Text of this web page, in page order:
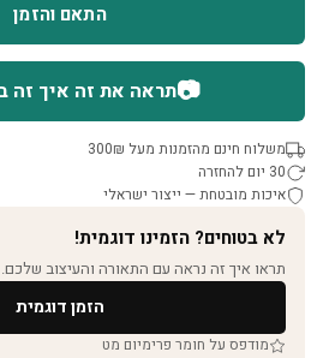
התאם והזמן
📷תראה את זה איך זה
משלוח חינם מהזמנות מעל 300₪
30 יום להחזרה
איכות מובטחת — ייצור ישראלי
לא בטוחים? הזמינו דוגמית!
תראו איך זה נראה עם התאורה והעיצוב שלכם.
הזמן דוגמית
מודפס על חומר פרימיום מט